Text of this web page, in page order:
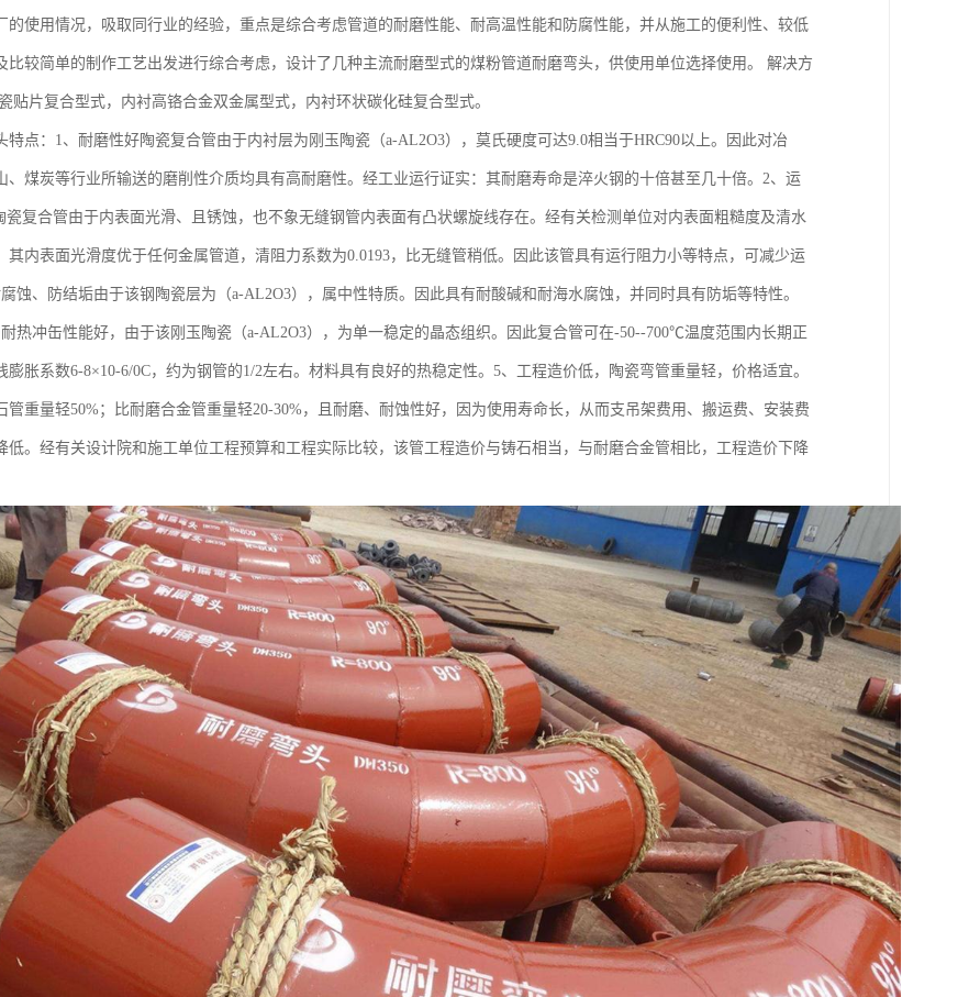
的使用情况，吸取同行业的经验，重点是综合考虑管道的耐磨性能、耐高温性能和防腐性能，并从施工的便利性、较低
比较简单的制作工艺出发进行综合考虑，设计了几种主流耐磨型式的煤粉管道耐磨弯头，供使用单位选择使用。 解决方
贴片复合型式，内衬高铬合金双金属型式，内衬环状碳化硅复合型式。
特点：1、耐磨性好陶瓷复合管由于内衬层为刚玉陶瓷（a-AL2O3），莫氏硬度可达9.0相当于HRC90以上。因此对冶
、煤炭等行业所输送的磨削性介质均具有高耐磨性。经工业运行证实：其耐磨寿命是淬火钢的十倍甚至几十倍。2、运
瓷复合管由于内表面光滑、且锈蚀，也不象无缝钢管内表面有凸状螺旋线存在。经有关检测单位对内表面粗糙度及清水
其内表面光滑度优于任何金属管道，清阻力系数为0.0193，比无缝管稍低。因此该管具有运行阻力小等特点，可减少运
蚀、防结垢由于该钢陶瓷层为（a-AL2O3），属中性特质。因此具有耐酸碱和耐海水腐蚀，并同时具有防垢等特性。
热冲缶性能好，由于该刚玉陶瓷（a-AL2O3），为单一稳定的晶态组织。因此复合管可在-50--700℃温度范围内长期正
膨胀系数6-8×10-6/0C，约为钢管的1/2左右。材料具有良好的热稳定性。5、工程造价低，陶瓷弯管重量轻，价格适宜。
管重量轻50%；比耐磨合金管重量轻20-30%，且耐磨、耐蚀性好，因为使用寿命长，从而支吊架费用、搬运费、安装费
低。经有关设计院和施工单位工程预算和工程实际比较，该管工程造价与铸石相当，与耐磨合金管相比，工程造价下降